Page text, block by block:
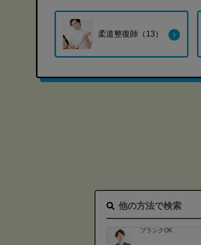
柔道整復師（13）
他の方法で検索
ブランクOK